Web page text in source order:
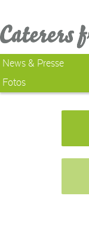
News & Presse
Fotos